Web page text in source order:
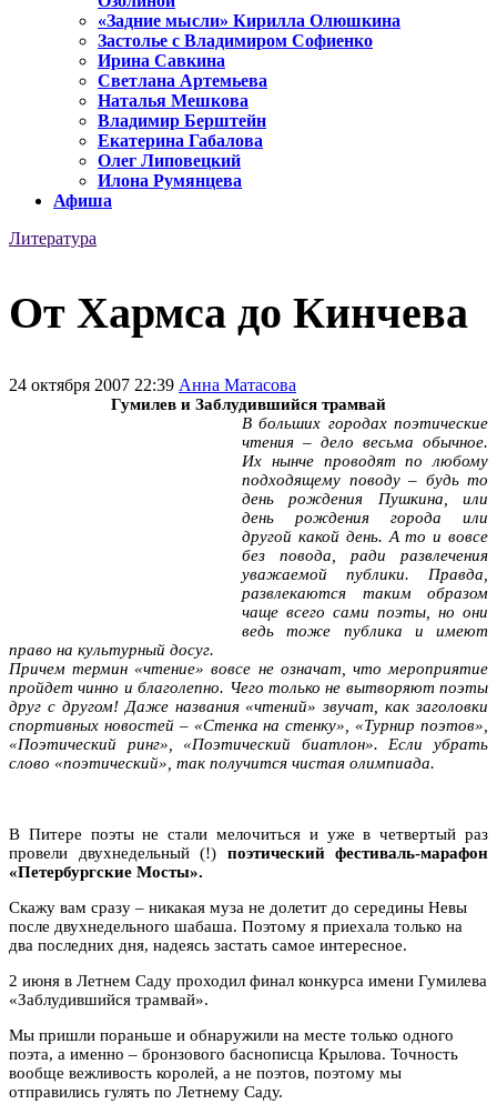
«Задние мысли» Кирилла Олюшкина
Застолье с Владимиром Софиенко
Ирина Савкина
Светлана Артемьева
Наталья Мешкова
Владимир Берштейн
Екатерина Габалова
Олег Липовецкий
Илона Румянцева
Афиша
Литература
От Хармса до Кинчева
24 октября 2007 22:39 Анна Матасова
Гумилев и Заблудившийся трамвай
В больших городах поэтические
чтения – дело весьма обычное.
Их нынче проводят по любому
подходящему поводу – будь то
день рождения Пушкина, или
день рождения города или
другой какой день. А то и вовсе
без повода, ради развлечения
уважаемой публики. Правда,
развлекаются таким образом
чаще всего сами поэты, но они
ведь тоже публика и имеют
право на культурный досуг.
Причем термин «чтение» вовсе не означат, что мероприятие
пройдет чинно и благолепно. Чего только не вытворяют поэты
друг с другом! Даже названия «чтений» звучат, как заголовки
спортивных новостей – «Стенка на стенку», «Турнир поэтов»,
«Поэтический ринг», «Поэтический биатлон». Если убрать
слово «поэтический», так получится чистая олимпиада.
В Питере поэты не стали мелочиться и уже в четвертый раз
провели двухнедельный (!) поэтический фестиваль-марафон
«Петербургские Мосты».
Скажу вам сразу – никакая муза не долетит до середины Невы
после двухнедельного шабаша. Поэтому я приехала только на
два последних дня, надеясь застать самое интересное.
2 июня в Летнем Саду проходил финал конкурса имени Гумилева
«Заблудившийся трамвай».
Мы пришли пораньше и обнаружили на месте только одного
поэта, а именно – бронзового баснописца Крылова. Точность
вообще вежливость королей, а не поэтов, поэтому мы
отправились гулять по Летнему Саду.